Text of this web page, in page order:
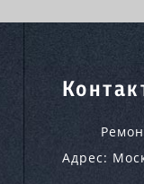
Адрес: